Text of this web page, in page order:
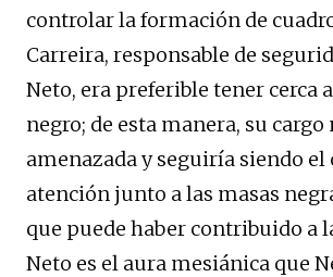
controlar la formación de
Carreira, responsable de
Neto, era preferible tener cerca
negro; de esta manera, su cargo
amenazada y seguiría siendo el
atención junto a las masas
que puede haber contribuido a
Neto es el aura mesiánica que